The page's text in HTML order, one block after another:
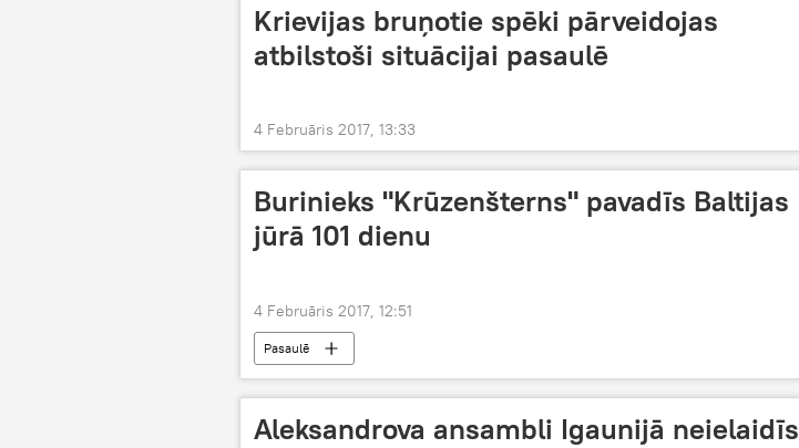
Krievijas bruņotie spēki pārveidojas
atbilstoši situācijai pasaulē
4 Februāris 2017, 13:33
Burinieks "Krūzenšterns" pavadīs Baltijas
jūrā 101 dienu
4 Februāris 2017, 12:51
Pasaulē
Aleksandrova ansambli Igaunijā neielaidīs